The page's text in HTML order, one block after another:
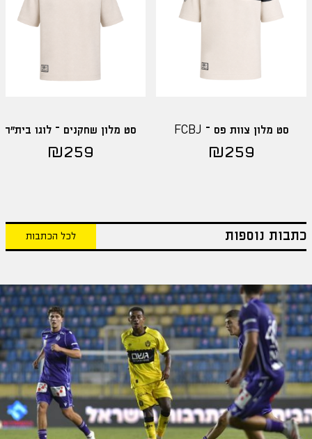
סט מלון צוות פס – FCBJ
₪259
סט מלון שחקנים – לוגו בית"ר
₪259
כתבות נוספות לכל הכתבות